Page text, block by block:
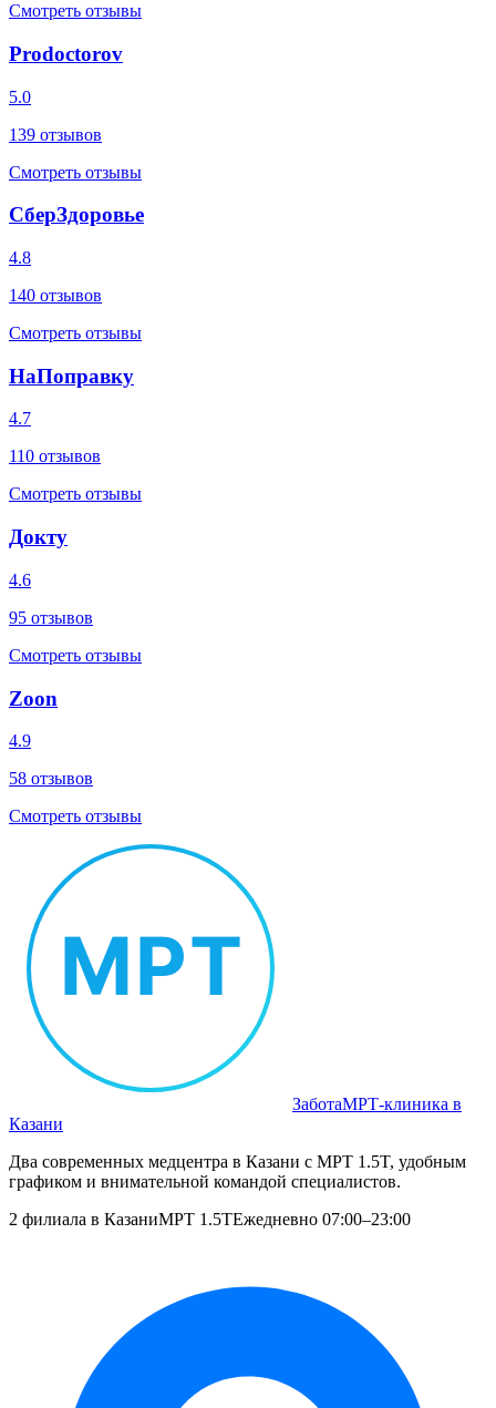
Смотреть отзывы
Prodoctorov
5.0
139 отзывов
Смотреть отзывы
СберЗдоровье
4.8
140 отзывов
Смотреть отзывы
НаПоправку
4.7
110 отзывов
Смотреть отзывы
Докту
4.6
95 отзывов
Смотреть отзывы
Zoon
4.9
58 отзывов
Смотреть отзывы
ЗаботаМРТ‑клиника в
Казани
Два современных медцентра в Казани с МРТ 1.5T, удобным
графиком и внимательной командой специалистов.
2 филиала в КазаниМРТ 1.5TЕжедневно 07:00–23:00